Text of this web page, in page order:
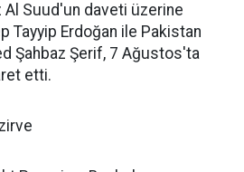
Al Suud'un daveti üzerine
Tayyip Erdoğan ile Pakistan
Şahbaz Şerif, 7 Ağustos'ta
etti.